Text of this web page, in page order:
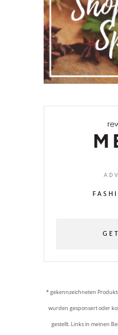
* gekennzeichneten
wurden gesponsert oder
gestellt. Links in meinen